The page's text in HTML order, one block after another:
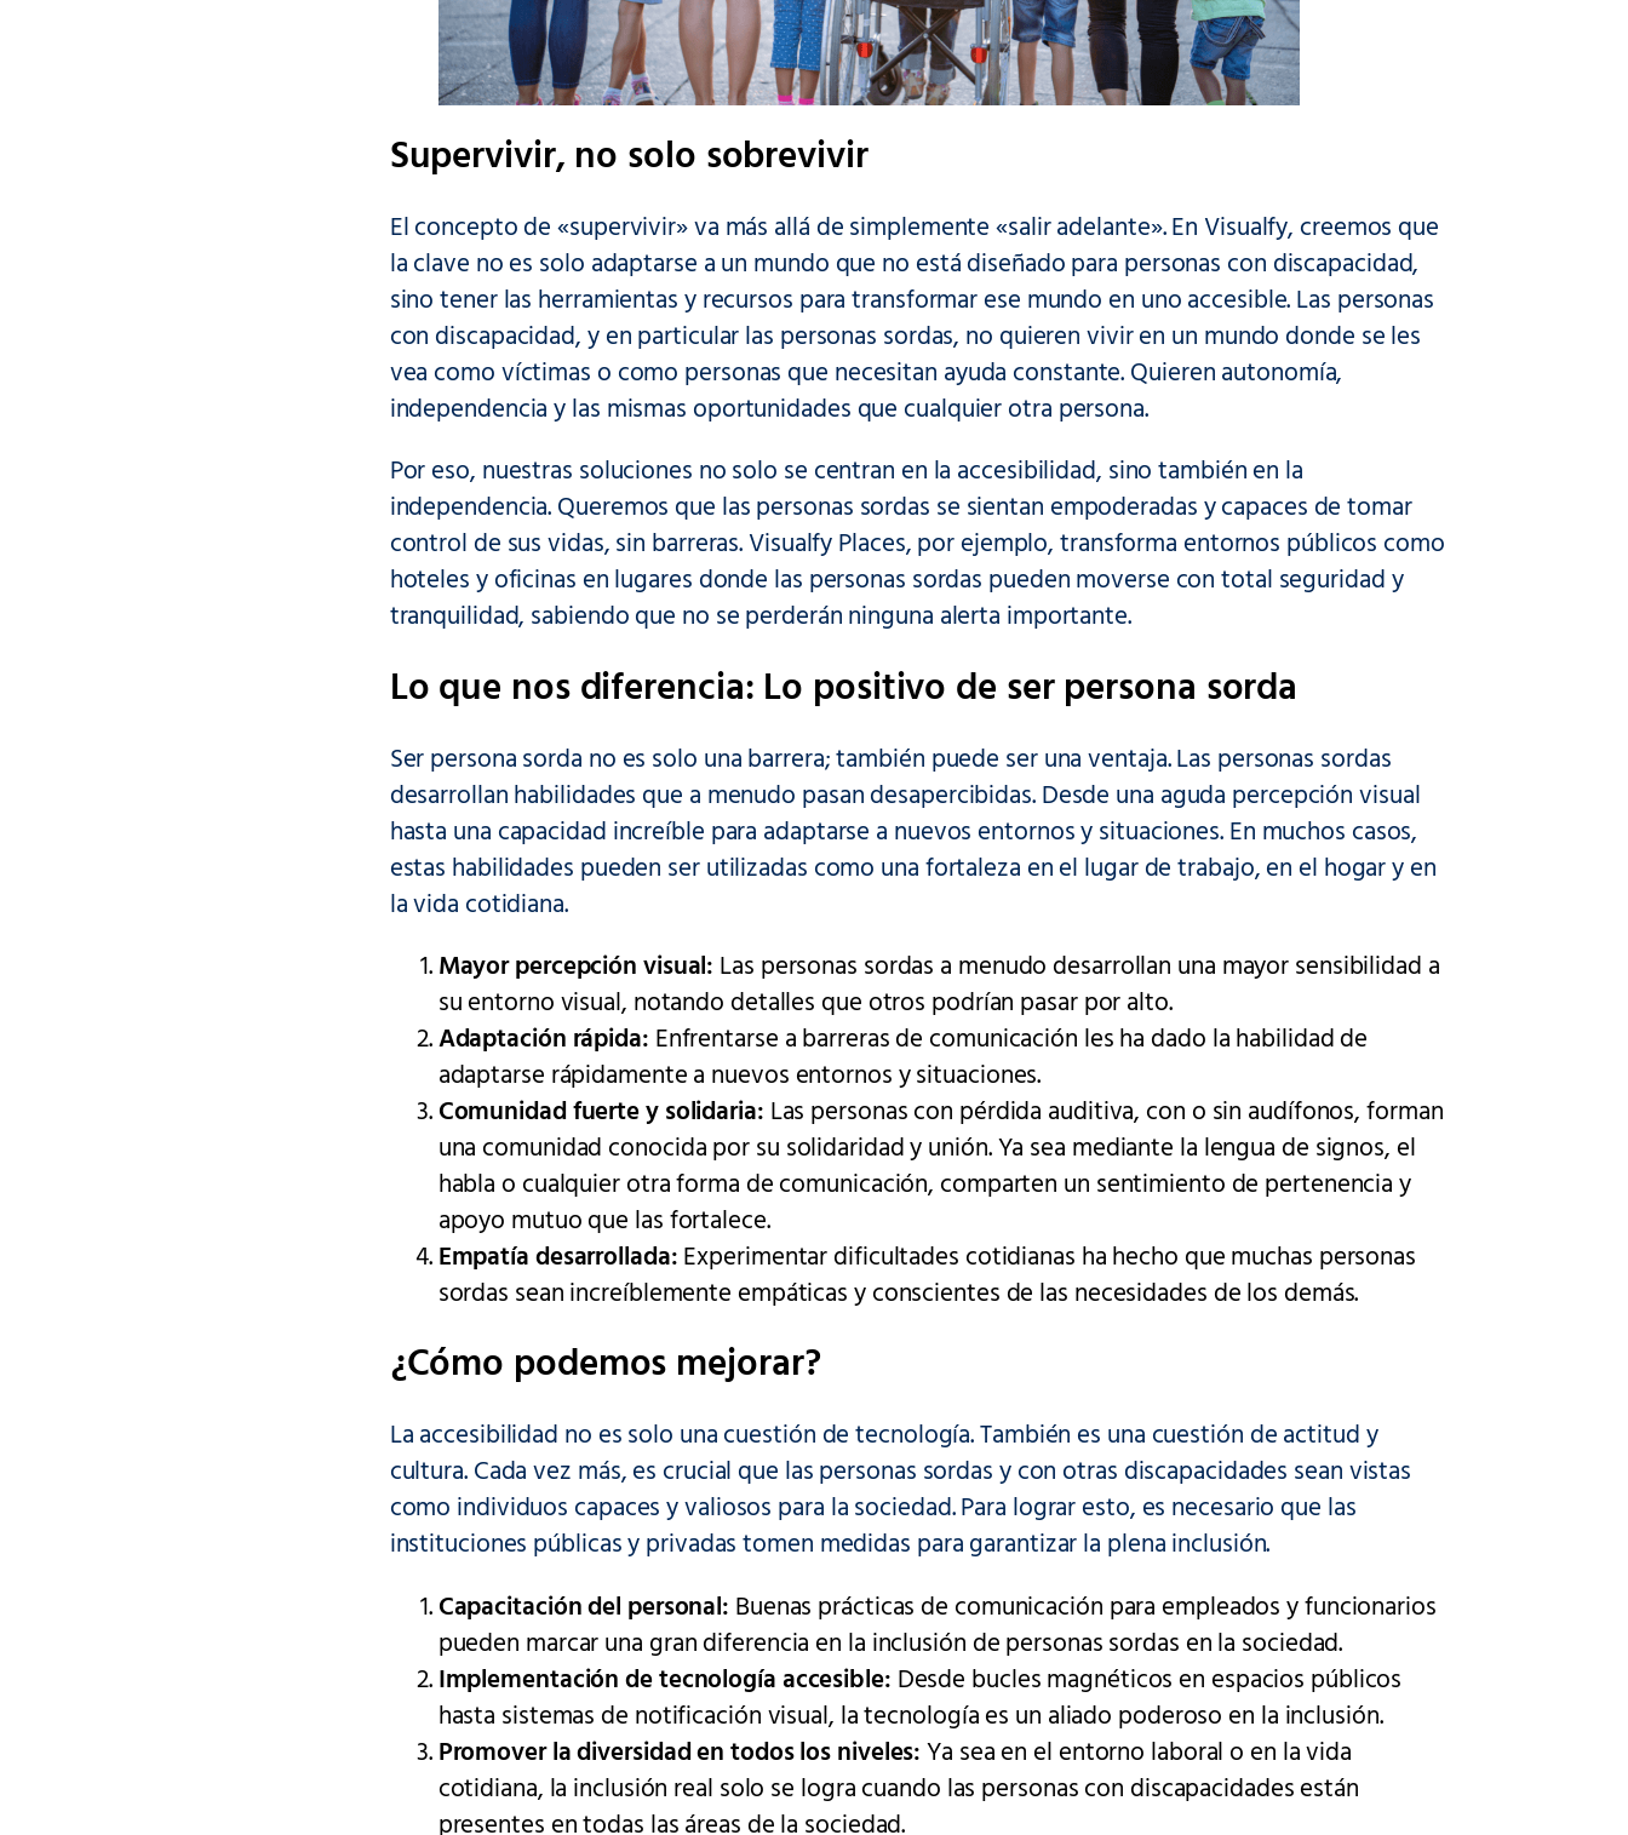
Supervivir, no solo sobrevivir
El concepto de «supervivir» va más allá de simplemente «salir adelante». En Visualfy, creemos que
la clave no es solo adaptarse a un mundo que no está diseñado para personas con discapacidad,
sino tener las herramientas y recursos para transformar ese mundo en uno accesible. Las personas
con discapacidad, y en particular las personas sordas, no quieren vivir en un mundo donde se les
vea como víctimas o como personas que necesitan ayuda constante. Quieren autonomía,
independencia y las mismas oportunidades que cualquier otra persona.
Por eso, nuestras soluciones no solo se centran en la accesibilidad, sino también en la
independencia. Queremos que las personas sordas se sientan empoderadas y capaces de tomar
control de sus vidas, sin barreras. Visualfy Places, por ejemplo, transforma entornos públicos como
hoteles y oficinas en lugares donde las personas sordas pueden moverse con total seguridad y
tranquilidad, sabiendo que no se perderán ninguna alerta importante.
Lo que nos diferencia: Lo positivo de ser persona sorda
Ser persona sorda no es solo una barrera; también puede ser una ventaja. Las personas sordas
desarrollan habilidades que a menudo pasan desapercibidas. Desde una aguda percepción visual
hasta una capacidad increíble para adaptarse a nuevos entornos y situaciones. En muchos casos,
estas habilidades pueden ser utilizadas como una fortaleza en el lugar de trabajo, en el hogar y en
la vida cotidiana.
Mayor percepción visual: Las personas sordas a menudo desarrollan una mayor sensibilidad a
su entorno visual, notando detalles que otros podrían pasar por alto.
Adaptación rápida: Enfrentarse a barreras de comunicación les ha dado la habilidad de
adaptarse rápidamente a nuevos entornos y situaciones.
Comunidad fuerte y solidaria: Las personas con pérdida auditiva, con o sin audífonos, forman
una comunidad conocida por su solidaridad y unión. Ya sea mediante la lengua de signos, el
habla o cualquier otra forma de comunicación, comparten un sentimiento de pertenencia y
apoyo mutuo que las fortalece.
Empatía desarrollada:Experimentar dificultades cotidianas ha hecho que muchas personas
sordas sean increíblemente empáticas y conscientes de las necesidades de los demás.
¿Cómo podemos mejorar?
La accesibilidad no es solo una cuestión de tecnología. También es una cuestión de actitud y
cultura. Cada vez más, es crucial que las personas sordas y con otras discapacidades sean vistas
como individuos capaces y valiosos para la sociedad. Para lograr esto, es necesario que las
instituciones públicas y privadas tomen medidas para garantizar la plena inclusión.
Capacitación del personal: Buenas prácticas de comunicación para empleados y funcionarios
pueden marcar una gran diferencia en la inclusión de personas sordas en la sociedad.
Implementación de tecnología accesible: Desde bucles magnéticos en espacios públicos
hasta sistemas de notificación visual, la tecnología es un aliado poderoso en la inclusión.
Promover la diversidad en todos los niveles:Ya sea en el entorno laboral o en la vida
cotidiana, la inclusión real solo se logra cuando las personas con discapacidades están
presentes en todas las áreas de la sociedad.